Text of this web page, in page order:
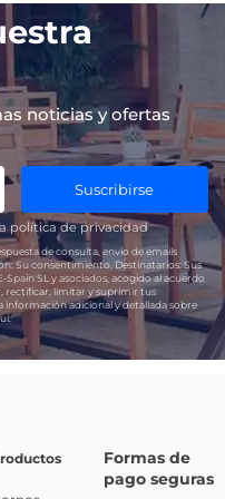
noticias y ofertas
Suscribirse
política de privacidad
de consulta, envío de emails
Su consentimiento. Destinatarios:Sus
Spain SL y asociados, acogido al acuerdo
rectificar, limitar y suprimir tus
información adicional y detallada sobre
Formas de
pago seguras